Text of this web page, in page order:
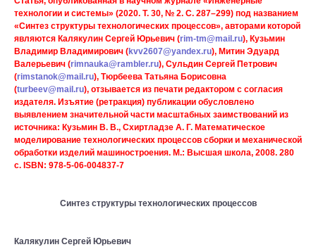
технологии и системы» (2020. Т. 30, № 2. С. 287–299) под названием
«Синтез структуры технологических процессов», авторами которой
являются Калякулин Сергей Юрьевич (rim-tm@mail.ru), Кузьмин
Владимир Владимирович (kvv2607@yandex.ru), Митин Эдуард
Валерьевич (rimnauka@rambler.ru), Сульдин Сергей Петрович
(rimstanok@mail.ru), Тюрбеева Татьяна Борисовна
(turbeev@mail.ru), отзывается из печати редактором с согласия
издателя. Изъятие (ретракция) публикации обусловлено
выявлением значительной части масштабных заимствований из
источника: Кузьмин В. В., Схиртладзе А. Г. Математическое
моделирование технологических процессов сборки и механической
обработки изделий машиностроения. М.: Высшая школа, 2008. 280
с. ISBN: 978-5-06-004837-7
Синтез структуры технологических процессов
Калякулин Сергей Юрьевич